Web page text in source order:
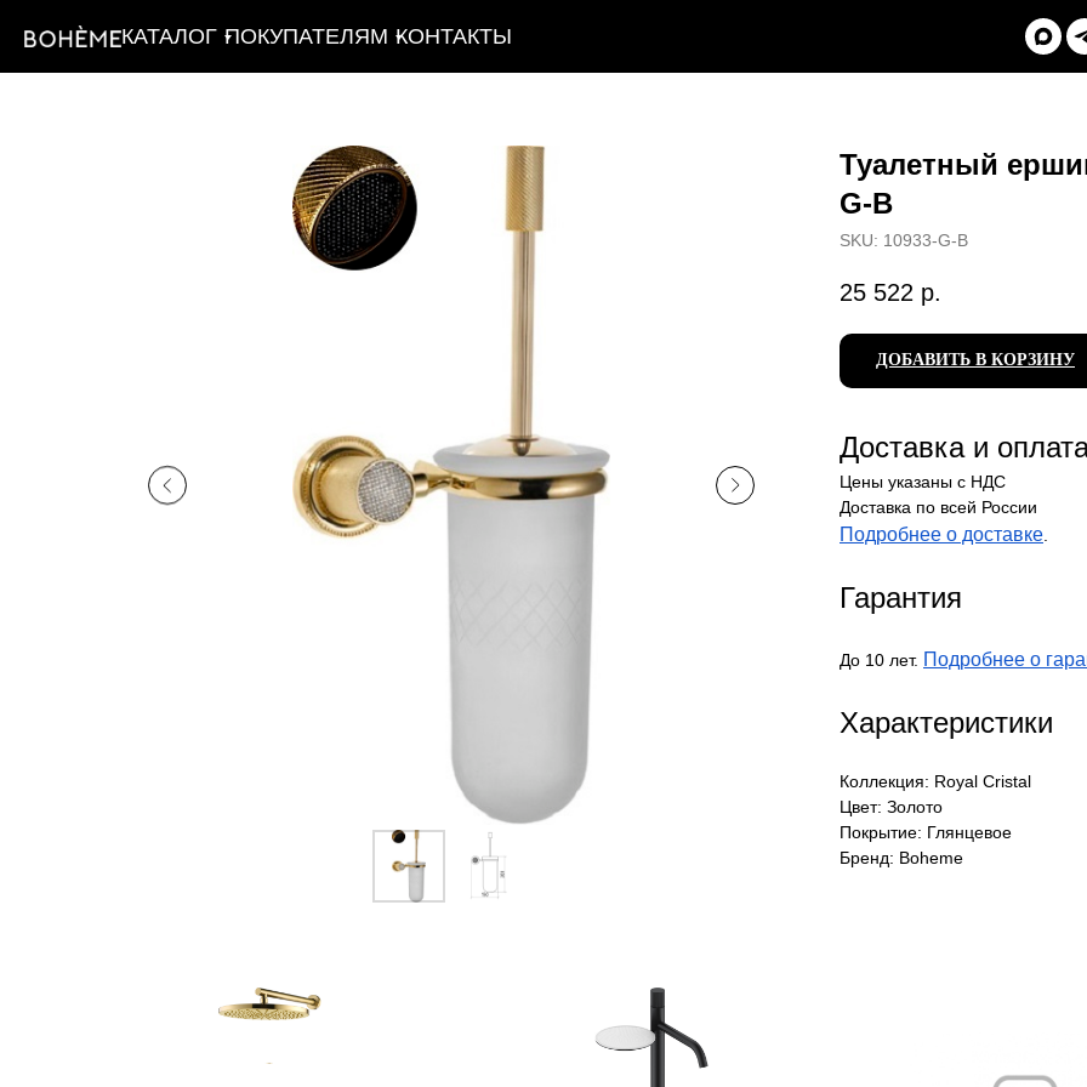
КАТАЛОГ ПОКУПАТЕЛЯМ КОНТАКТЫ
Туалетный
G-B
SKU: 10933-G-B
25 522 р.
ДОБАВИТЬ В КОРЗИНУ
Доставка и
Цены указаны с НДС
Доставка по всей России
Подробнее о доставке.
Гарантия
До 10 лет. Подробнее о
Характеристики
Коллекция: Royal Cristal
Цвет: Золото
Покрытие: Глянцевое
Бренд: Boheme